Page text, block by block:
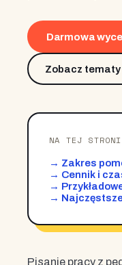
Darmowa
Zobacz
NA TEJ
→ Zakres
→ Cennik i
→
→
Pisanie pracy z